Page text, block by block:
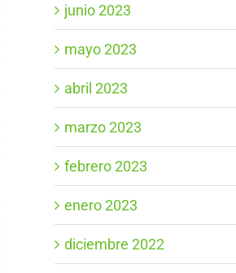
junio 2023
mayo 2023
abril 2023
marzo 2023
febrero 2023
enero 2023
diciembre 2022